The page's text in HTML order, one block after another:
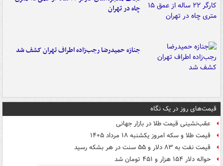
چاه در تهران
جنازه حمیدرضا رجب‌زاده اطراف تهران کشف شد
قیمت‌های روز در یک نگاه
عقب‌نشینی قیمت طلا در بازار جهانی
قیمت طلا و سکه امروز یکشنبه ۱۸ مرداد ۱۴۰۵
قیمت نفت به ۸۳ دلار و ۵۵ سنت در هر بشکه رسید
حواله دلار ۱۵۴ هزار و ۴۵۱ تومان شد